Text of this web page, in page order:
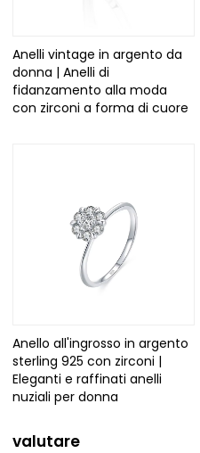
Anelli vintage in argento da
donna | Anelli di
fidanzamento alla moda
con zirconi a forma di cuore
Anello all'ingrosso in argento
sterling 925 con zirconi |
Eleganti e raffinati anelli
nuziali per donna
valutare